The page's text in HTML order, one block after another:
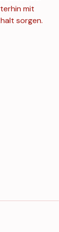
mit
sorgen.